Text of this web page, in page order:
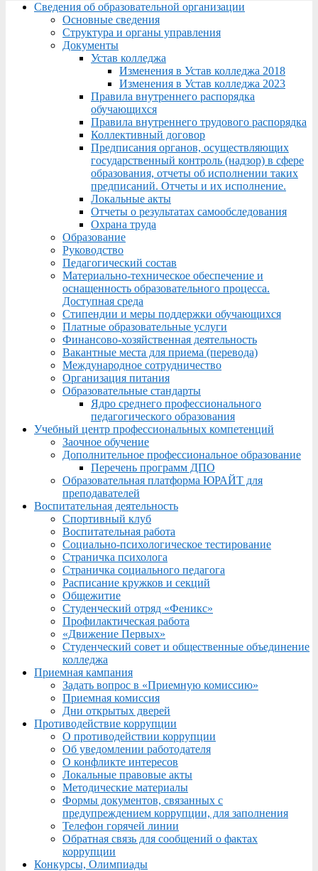
Menu
Сведения об образовательной организации
Основные сведения
Структура и органы управления
Документы
Устав колледжа
Изменения в Устав колледжа 2018
Изменения в Устав колледжа 2023
Правила внутреннего распорядка
обучающихся
Правила внутреннего трудового распорядка
Коллективный договор
Предписания органов, осуществляющих
государственный контроль (надзор) в сфере
образования, отчеты об исполнении таких
предписаний. Отчеты и их исполнение.
Локальные акты
Отчеты о результатах самообследования
Охрана труда
Образование
Руководство
Педагогический состав
Материально-техническое обеспечение и
оснащенность образовательного процесса.
Доступная среда
Стипендии и меры поддержки обучающихся
Платные образовательные услуги
Финансово-хозяйственная деятельность
Вакантные места для приема (перевода)
Международное сотрудничество
Организация питания
Образовательные стандарты
Ядро среднего профессионального
педагогического образования
Учебный центр профессиональных компетенций
Заочное обучение
Дополнительное профессиональное образование
Перечень программ ДПО
Образовательная платформа ЮРАЙТ для
преподавателей
Воспитательная деятельность
Спортивный клуб
Воспитательная работа
Социально-психологическое тестирование
Страничка психолога
Страничка социального педагога
Расписание кружков и секций
Общежитие
Студенческий отряд «Феникс»
Профилактическая работа
«Движение Первых»
Студенческий совет и общественные объединение
колледжа
Приемная кампания
Задать вопрос в «Приемную комиссию»
Приемная комиссия
Дни открытых дверей
Противодействие коррупции
О противодействии коррупции
Об уведомлении работодателя
О конфликте интересов
Локальные правовые акты
Методические материалы
Формы документов, связанных с
предупреждением коррупции, для заполнения
Телефон горячей линии
Обратная связь для сообщений о фактах
коррупции
Конкурсы, Олимпиады